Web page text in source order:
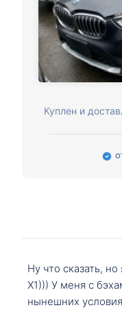
Куплен и
Ну что сказать,
X1))) У меня с
нынешних